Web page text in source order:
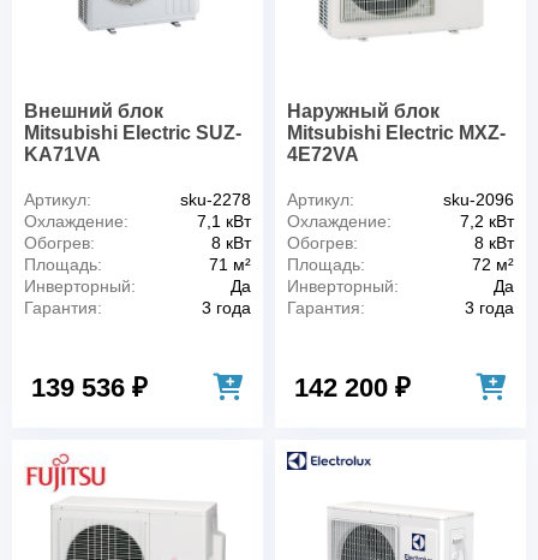
Внешний блок
Mitsubishi Electric SUZ-
KA71VA
Артикул:
sku-2278
Охлаждение:
7,1 кВт
Обогрев:
8 кВт
Площадь:
71 м²
Инверторный:
Да
Гарантия:
3 года
139 536 ₽
Наружный блок
Mitsubishi Electric MXZ-
4E72VA
Артикул:
sku-2096
Охлаждение:
7,2 кВт
Обогрев:
8 кВт
Площадь:
72 м²
Инверторный:
Да
Гарантия:
3 года
142 200 ₽